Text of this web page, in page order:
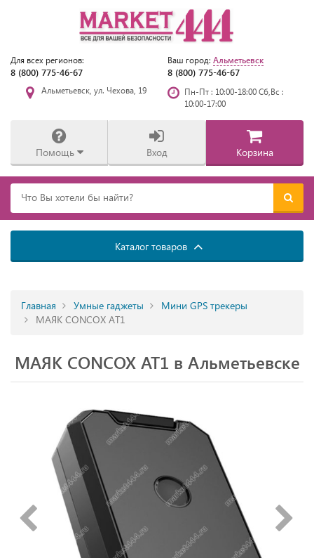
Для всех регионов:
8 (800) 775-46-67
Ваш город: Альметьевск
8 (800) 775-46-67
Альметьевск, ул. Чехова, 19
Пн-Пт : 10:00-18:00 Сб,Вс :
10:00-17:00
Помощь Вход Корзина
Каталог товаров
Главная Умные гаджеты
Мини GPS трекеры
МАЯК CONCOX AT1
МАЯК CONCOX AT1 в Альметьевске